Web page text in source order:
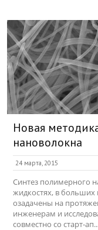
Новая
нановолокна
24 марта, 2015
Синтез полимерного
жидкостях, в больших
озадачены на
инженерам и
совместно со старт-